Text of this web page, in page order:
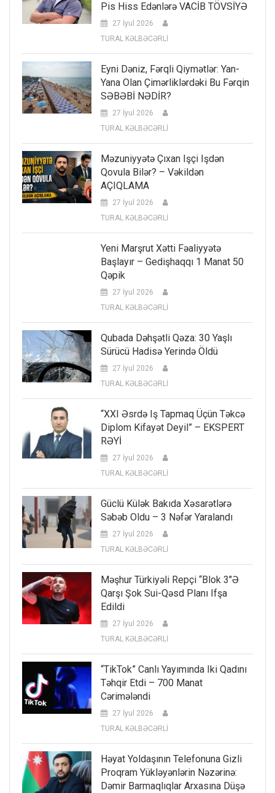
Pis Hiss Edənlərə VACİB TÖVSİYƏ
27 İyul 2026
TURAL KƏLBƏCƏRLİ
Eyni Dəniz, Fərqli Qiymətlər: Yan-
Yana Olan Çimərliklərdəki Bu Fərqin
SƏBƏBİ NƏDİR?
27 İyul 2026
TURAL KƏLBƏCƏRLİ
Məzuniyyətə Çıxan Işçi Işdən
Qovula Bilər? – Vəkildən
AÇIQLAMA
27 İyul 2026
TURAL KƏLBƏCƏRLİ
Yeni Marşrut Xətti Fəaliyyətə
Başlayır – Gedişhaqqı 1 Manat 50
Qəpik
27 İyul 2026
TURAL KƏLBƏCƏRLİ
Qubada Dəhşətli Qəza: 30 Yaşlı
Sürücü Hadisə Yerində Öldü
27 İyul 2026
TURAL KƏLBƏCƏRLİ
“XXI Əsrdə Iş Tapmaq Üçün Təkcə
Diplom Kifayət Deyil” – EKSPERT
RƏYİ
27 İyul 2026
TURAL KƏLBƏCƏRLİ
Güclü Külək Bakıda Xəsarətlərə
Səbəb Oldu – 3 Nəfər Yaralandı
27 İyul 2026
TURAL KƏLBƏCƏRLİ
Məşhur Türkiyəli Repçi “Blok 3″ə
Qarşı Şok Sui-Qəsd Planı Ifşa
Edildi
27 İyul 2026
TURAL KƏLBƏCƏRLİ
“TikTok” Canlı Yayımında Iki Qadını
Təhqir Etdi – 700 Manat
Cərimələndi
27 İyul 2026
TURAL KƏLBƏCƏRLİ
Həyat Yoldaşının Telefonuna Gizli
Proqram Yükləyənlərin Nəzərinə:
Dəmir Barmaqlıqlar Arxasına Düşə